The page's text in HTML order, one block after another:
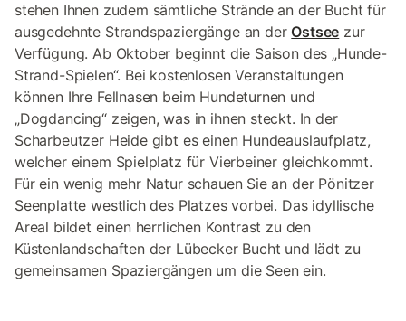
stehen Ihnen zudem sämtliche Strände an der Bucht für
ausgedehnte Strandspaziergänge an der Ostsee zur
Verfügung. Ab Oktober beginnt die Saison des „Hunde-
Strand-Spielen“. Bei kostenlosen Veranstaltungen
können Ihre Fellnasen beim Hundeturnen und
„Dogdancing“ zeigen, was in ihnen steckt. In der
Scharbeutzer Heide gibt es einen Hundeauslaufplatz,
welcher einem Spielplatz für Vierbeiner gleichkommt.
Für ein wenig mehr Natur schauen Sie an der Pönitzer
Seenplatte westlich des Platzes vorbei. Das idyllische
Areal bildet einen herrlichen Kontrast zu den
Küstenlandschaften der Lübecker Bucht und lädt zu
gemeinsamen Spaziergängen um die Seen ein.